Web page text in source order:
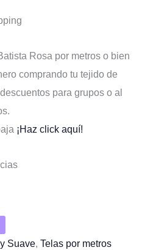
Rosa por metros o bien
comprando tu tejido de
para grupos o al
¡Haz click aquí!
Suave, Telas por metros